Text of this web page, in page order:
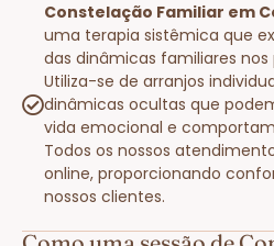
Constelação Familiar em
uma terapia sistêmica que
das dinâmicas familiares nos
Utiliza-se de arranjos
dinâmicas ocultas que
vida emocional e
Todos os nossos
online, proporcionando
nossos clientes.